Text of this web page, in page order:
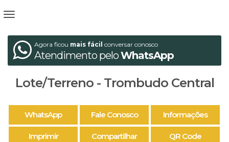
Agora ficou mais fácil conversar conosco
Atendimento peloWhatsApp
Lote/Terreno - Trombudo Central
WhatsApp Fale Conosco Informações
Imprimir Compartilhar QR Code